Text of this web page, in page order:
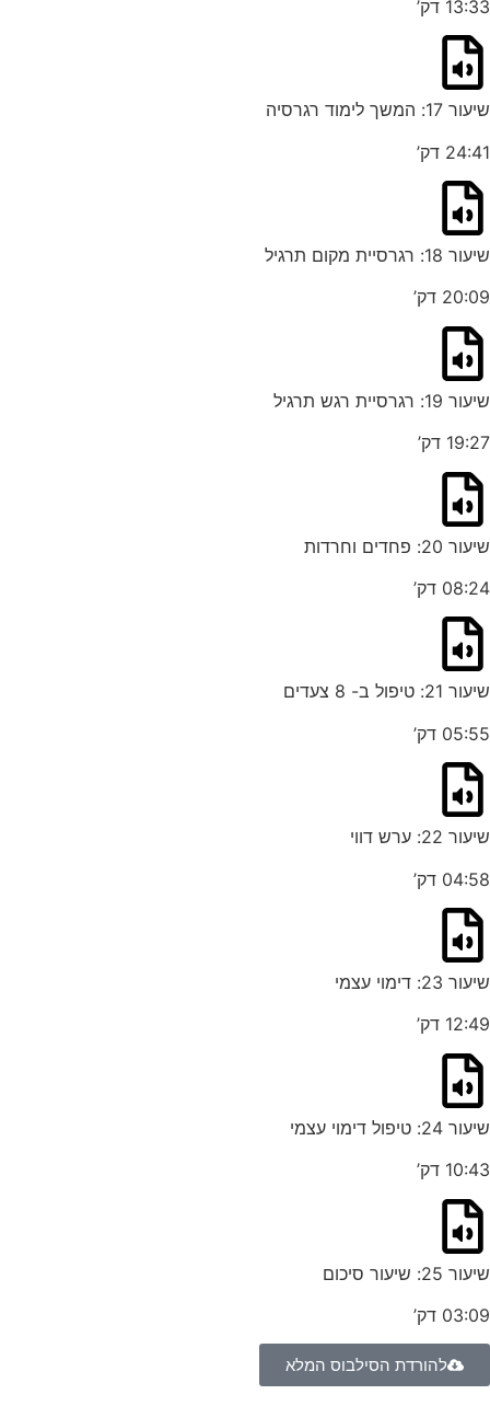
13:33 דק’
שיעור 17: המשך לימוד רגרסיה
24:41 דק’
שיעור 18: רגרסיית מקום תרגיל
20:09 דק’
שיעור 19: רגרסיית רגש תרגיל
19:27 דק’
שיעור 20: פחדים וחרדות
08:24 דק’
שיעור 21: טיפול ב- 8 צעדים
05:55 דק’
שיעור 22: ערש דווי
04:58 דק’
שיעור 23: דימוי עצמי
12:49 דק’
שיעור 24: טיפול דימוי עצמי
10:43 דק’
שיעור 25: שיעור סיכום
03:09 דק’
להורדת הסילבוס המלא